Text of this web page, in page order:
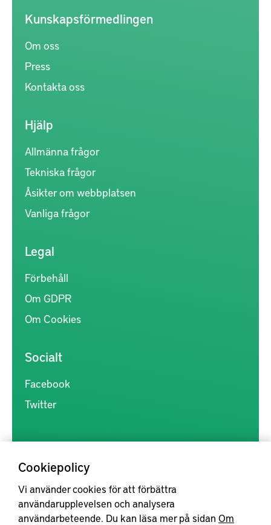
Cookiepolicy
Vi använder cookies för att förbättra
användarupplevelsen och analysera
användarbeteende. Du kan läsa mer på sidan Om
Kunskapsförmedlingen
Om oss
Press
Kontakta oss
Hjälp
Allmänna frågor
Tekniska frågor
Åsikter om webbplatsen
Vanliga frågor
Legal
Förbehåll
Om GDPR
Om Cookies
Socialt
Facebook
Twitter
Kunskapsförmedlingen är en samlingsplats för svensk forskning
inom produkt- och produktionsutveckling, med syftet att göra
forskningsresultat mer tillgängliga för industrin, samt att stärka